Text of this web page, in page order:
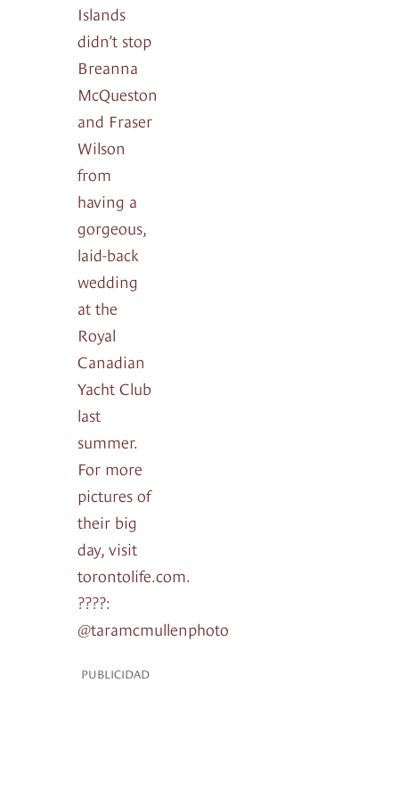
Islands
didn’t stop
Breanna
McQueston
and Fraser
Wilson
from
having a
gorgeous,
laid-back
wedding
at the
Royal
Canadian
Yacht Club
last
summer.
For more
pictures of
their big
day, visit
torontolife.com.
????:
@taramcmullenphoto
PUBLICIDAD